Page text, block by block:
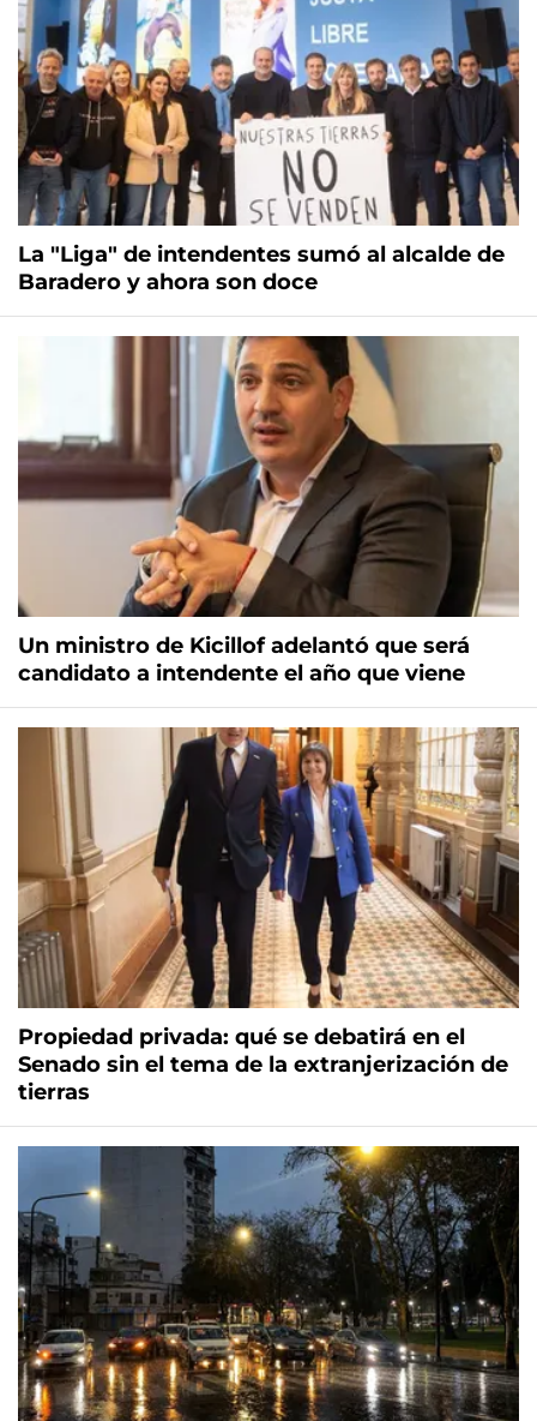
La "Liga" de intendentes sumó al alcalde de
Baradero y ahora son doce
Un ministro de Kicillof adelantó que será
candidato a intendente el año que viene
Propiedad privada: qué se debatirá en el
Senado sin el tema de la extranjerización de
tierras